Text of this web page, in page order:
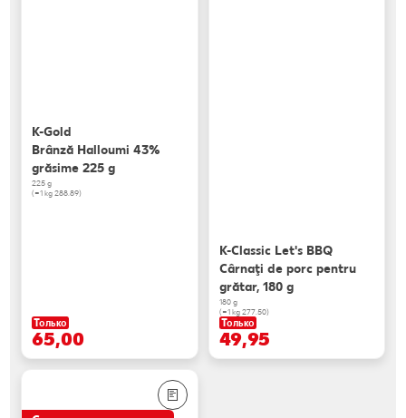
K-Gold
Brânză Halloumi 43%
grăsime 225 g
225 g
(=1 kg 288.89)
Только
65,00
K-Classic Let's BBQ
Cârnaţi de porc pentru
grătar, 180 g
180 g
(=1 kg 277.50)
Только
49,95